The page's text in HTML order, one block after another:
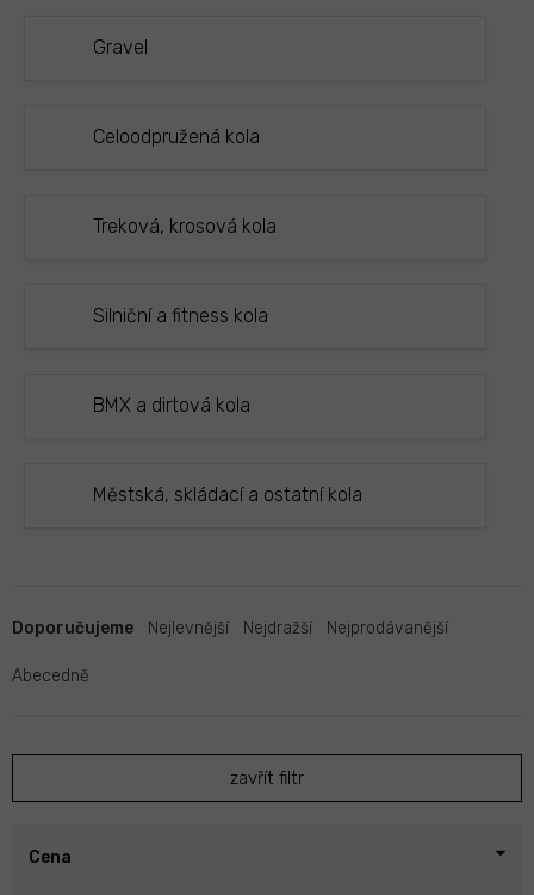
Gravel
Celoodpružená kola
Treková, krosová kola
Silniční a fitness kola
BMX a dirtová kola
Městská, skládací a ostatní kola
a
e
p
o
Doporučujeme Nejlevnější Nejdražší Nejprodávanější
Abecedně
zavřít filtr
Cena